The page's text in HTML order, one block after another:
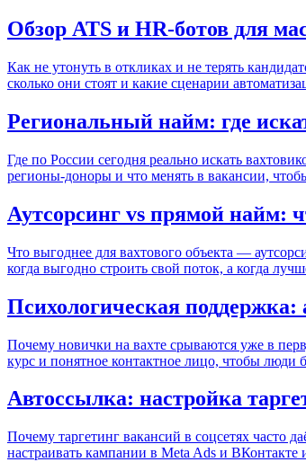
Обзор ATS и HR-ботов для
Как не утонуть в откликах и не терять
сколько они стоят и какие сценарии
Региональный найм: где
Где по России сегодня реально искать
регионы-доноры и что менять в вакансии,
Аутсорсинг vs прямой найм:
Что выгоднее для вахтового объекта —
когда выгодно строить свой поток, а когда
Психологическая поддержка:
Почему новички на вахте срываются уже в
курс и понятное контактное лицо, чтобы люди
Автоссылка: настройка
Почему таргетинг вакансий в соцсетях часто
настраивать кампании в Meta Ads и